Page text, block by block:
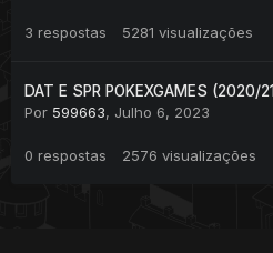
3 respostas 5281 visualizações
DAT E SPR POKEXGAMES (2020/
Por 599663, Julho 6, 2023
0 respostas 2576 visualizações